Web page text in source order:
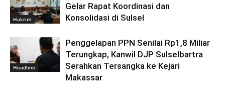
Hukrim
Gelar Rapat Koordinasi dan
Konsolidasi di Sulsel
Headline
Penggelapan PPN Senilai Rp1,8 Miliar
Terungkap, Kanwil DJP Sulselbartra
Serahkan Tersangka ke Kejari
Makassar